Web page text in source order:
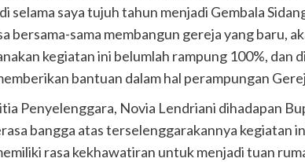
selama saya tujuh tahun menjadi Gembala
bersama-sama membangun gereja yang baru,
kegiatan ini belumlah rampung 100%, dan
bantuan dalam hal perampungan
Penyelenggara, Novia Lendriani dihadapan
bangga atas terselenggarakannya kegiatan
rasa kekhawatiran untuk menjadi tuan